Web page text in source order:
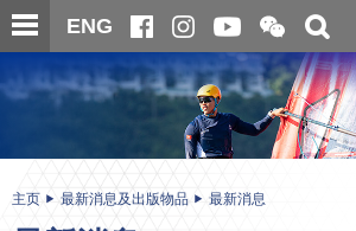
跳
至
内
ENG
开
合
微
信
二
维
码
关
搜
寻
内
主页 最新消息及出版物品 最新消息